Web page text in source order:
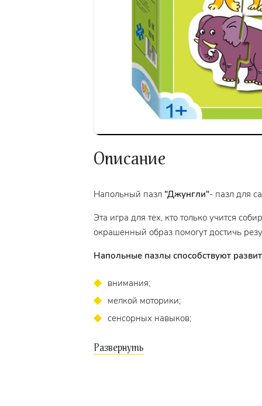
Описание
Напольный пазл "Джунгли"- пазл для
Эта игра для тех, кто только учится
окрашенный образ помогут достичь
Напольные пазлы способствуют
внимания;
мелкой моторики;
сенсорных навыков;